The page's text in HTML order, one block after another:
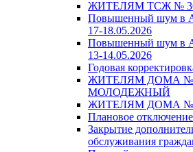
ЖИТЕЛЯМ ТСЖ №
Повышенный шум в
17-18.05.2026
Повышенный шум в
13-14.05.2026
Годовая
ЖИТЕЛЯМ ДОМА №
МОЛОДЕЖНЫЙ
ЖИТЕЛЯМ ДОМА №
Плановое
Закрытие
обслуживания